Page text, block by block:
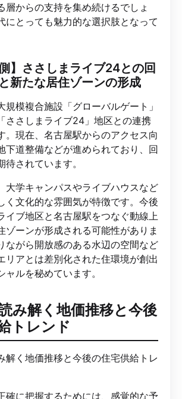
層からの支持を集め続けるでしょ
にとっても魅力的な選択肢となって
側】ささしまライブ24との回
新たな居住ゾーンの形成
規模複合施設「グローバルゲート」
ささしまライブ24」地区との連携
。現在、名古屋駅からのアクセス向
下道整備などが進められており、回
されています。
大学キャンパスやライブハウスなど
く文化的な雰囲気が特徴です。今後
イブ地区と名古屋駅をつなぐ動線上
ゾーンが形成される可能性がありま
ながら開放感のある水辺の空間など
リアとは差別化された住環境が創出
ャルを秘めています。
み解く地価推移と今後
トレンド
確に把握するためには、感覚的な予